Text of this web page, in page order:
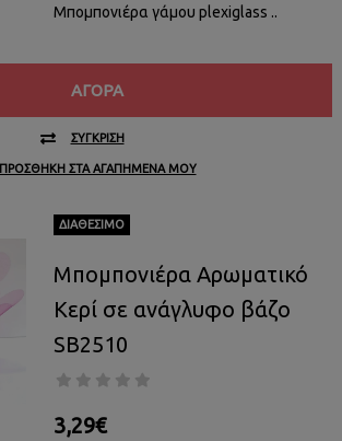
Μπομπονιέρα γάμου plexiglass ..
ΑΓΟΡΆ
ΣΎΓΚΡΙΣΗ
ΠΡΟΣΘΉΚΗ ΣΤΑ ΑΓΑΠΗΜΈΝΑ ΜΟΥ
ΔΙΑΘΈΣΙΜΟ
Μπομπονιέρα Αρωματικό
Κερί σε ανάγλυφο βάζο
SB2510
3,29€